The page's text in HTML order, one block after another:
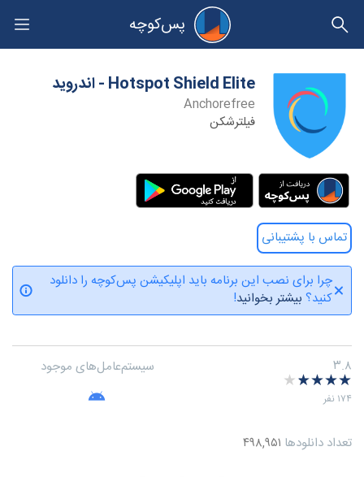
پس‌کوچه
حریم خصوصی
‫Hotspot Shield Elite - اندروید
Anchorefree
فیلترشکن
Download links ‫Hotspot Shield Elite - اندروید
تماس با پشتیبانی
تماس با پشتیبانی
چرا برای نصب این برنامه باید اپلیکیشن پس‌کوچه را دانلود
کنید؟ بیشتر بخوانید!
۳.۸
‫۱۷۴ نفر
★★★★★
★
★
★
★
★
تعداد دانلودها ۴۹۸,۹۵۱
سیستم‌عامل‌های موجود